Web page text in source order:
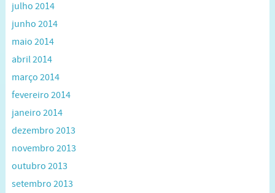
julho 2014
junho 2014
maio 2014
abril 2014
março 2014
fevereiro 2014
janeiro 2014
dezembro 2013
novembro 2013
outubro 2013
setembro 2013